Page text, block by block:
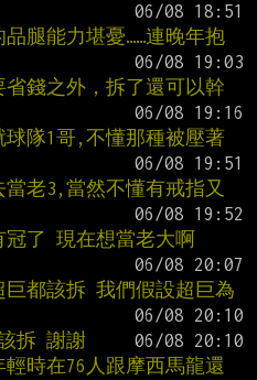
腿能力堪憂……連晚年抱
錢之外，拆了還可以幹
隊1哥,不懂那種被壓著
老3,當然不懂有戒指又
冠了 現在想當老大啊
都該拆 我們假設超巨為
拆 謝謝
時在76人跟摩西馬龍還